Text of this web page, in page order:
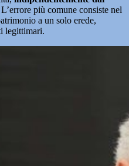
più comune consiste nel
a un solo erede,
legittimari.